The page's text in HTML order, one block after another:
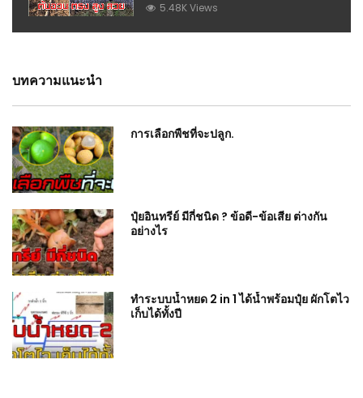
5.48K Views
บทความแนะนำ
การเลือกพืชที่จะปลูก.
ปุ๋ยอินทรีย์ มีกี่ชนิด ? ข้อดี-ข้อเสีย ต่างกัน
อย่างไร
ทำระบบน้ำหยด 2 in 1 ได้น้ำพร้อมปุ๋ย ผักโตไว
เก็บได้ทั้งปี